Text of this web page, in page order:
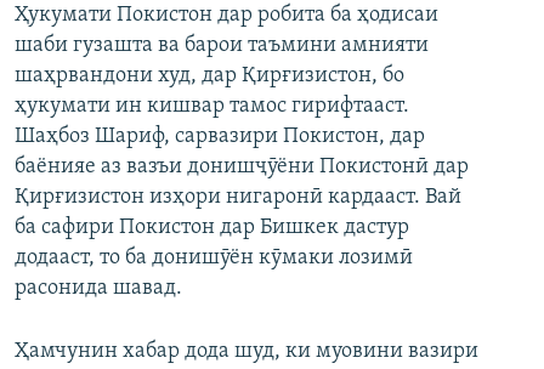
Ҳукумати Покистон дар робита ба ҳодисаи
шаби гузашта ва барои таъмини амнияти
шаҳрвандони худ, дар Қирғизистон, бо
ҳукумати ин кишвар тамос гирифтааст.
Шаҳбоз Шариф, сарвазири Покистон, дар
баёнияе аз вазъи донишҷӯёни Покистонӣ дар
Қирғизистон изҳори нигаронӣ кардааст. Вай
ба сафири Покистон дар Бишкек дастур
додааст, то ба донишӯён кӯмаки лозимӣ
расонида шавад.
Ҳамчунин хабар дода шуд, ки муовини вазири